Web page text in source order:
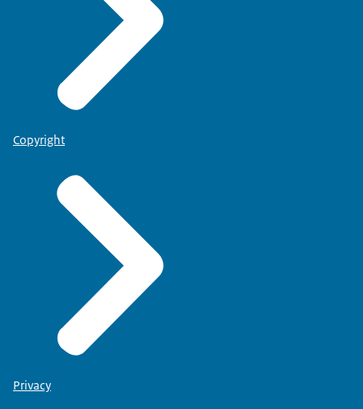
Copyright
Privacy